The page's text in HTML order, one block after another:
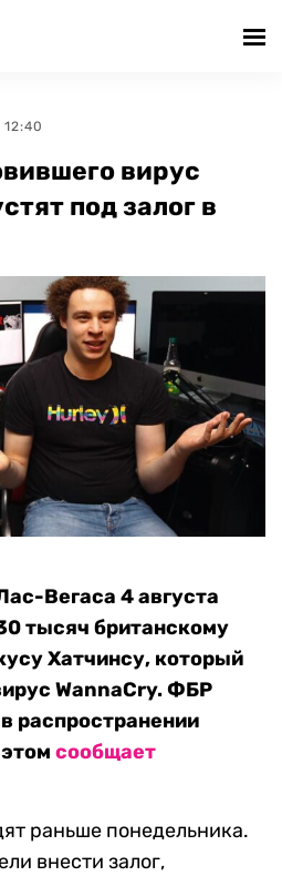
вирус
под залог в
Вегаса 4 августа
тысяч британскому
Хатчинсу, который
WannaCry. ФБР
распространении
сообщает
раньше понедельника.
внести залог,